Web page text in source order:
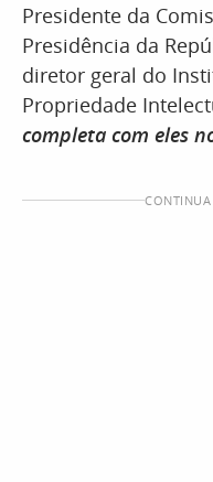
Presidente da
Presidência da
diretor geral do
Propriedade
completa com eles